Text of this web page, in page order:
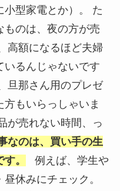
型家電とか）。 た
ものは、夜の方が売
高額になるほど夫婦
いるんじゃないです
旦那さん用のプレゼ
もいらっしゃいま
が売れない時間、っ
なのは、買い手の生
。
例えば、学生や
休みにチェック。